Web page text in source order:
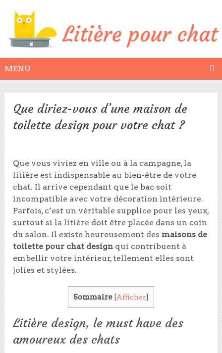
MENU
Que diriez-vous d’une maison de
toilette design pour votre chat ?
Que vous viviez en ville ou à la campagne, la
litière est indispensable au bien-être de votre
chat. Il arrive cependant que le bac soit
incompatible avec votre décoration intérieure.
Parfois, c’est un véritable supplice pour les yeux,
surtout si la litière doit être placée dans un coin
du salon. Il existe heureusement des maisons de
toilette pour chat design qui contribuent à
embellir votre intérieur, tellement elles sont
jolies et stylées.
Sommaire Afficher
Litière design, le must have des
amoureux des chats